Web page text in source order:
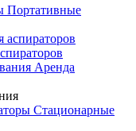
Портативные
Аренда
Стационарные